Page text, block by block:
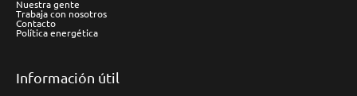
Nuestra gente
Trabaja con nosotros
Contacto
Política energética
Información útil